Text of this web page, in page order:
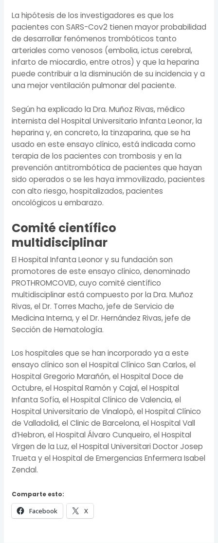
La hipótesis de los investigadores es que los
pacientes con SARS-Cov2 tienen mayor probabilidad
de desarrollar fenómenos trombóticos tanto
arteriales como venosos (embolia, ictus cerebral,
infarto de miocardio, entre otros) y que la heparina
puede contribuir a la disminución de su incidencia y a
una mejor ventilación pulmonar del paciente.
Según ha explicado la Dra. Muñoz Rivas, médico
internista del Hospital Universitario Infanta Leonor, la
heparina y, en concreto, la tinzaparina, que se ha
usado en este ensayo clínico, está indicada como
terapia de los pacientes con trombosis y en la
prevención antitrombótica de pacientes que hayan
sido operados o se les haya immovilizado, pacientes
con alto riesgo, hospitalizados, pacientes
oncológicos u embarazo.
Comité científico
multidisciplinar
El Hospital Infanta Leonor y su fundación son
promotores de este ensayo clínico, denominado
PROTHROMCOVID, cuyo comité científico
multidisciplinar está compuesto por la Dra. Muñoz
Rivas, el Dr. Torres Macho, jefe de Servicio de
Medicina Interna, y el Dr. Hernández Rivas, jefe de
Sección de Hematología.
Los hospitales que se han incorporado ya a este
ensayo clínico son el Hospital Clínico San Carlos, el
Hospital Gregorio Marañón, el Hospital Doce de
Octubre, el Hospital Ramón y Cajal, el Hospital
Infanta Sofía, el Hospital Clínico de Valencia, el
Hospital Universitario de Vinalopò, el Hospital Clínico
de Valladolid, el Clinic de Barcelona, el Hospital Vall
d’Hebron, el Hospital Álvaro Cunqueiro, el Hospital
Virgen de la Luz, el Hospital Universitari Doctor Josep
Trueta y el Hospital de Emergencias Enfermera Isabel
Zendal.
Comparte esto:
Facebook X